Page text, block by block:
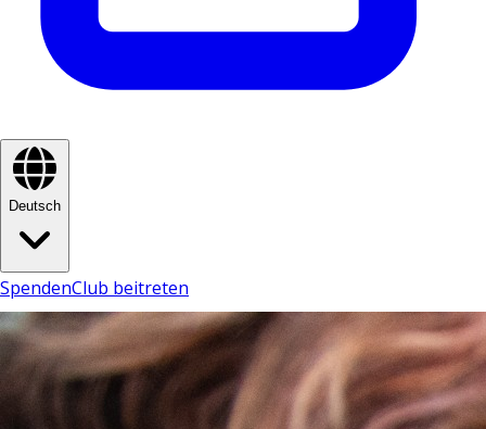
Deutsch
SpendenClub beitreten